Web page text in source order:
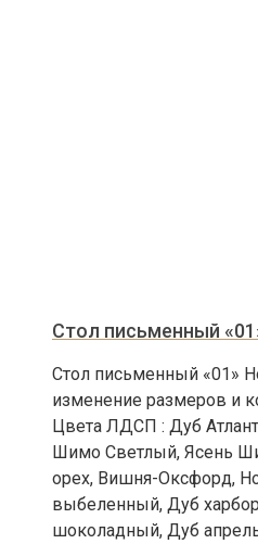
Стол письменный
Стол письменный «01»
изменение размеров и
Цвета ЛДСП : Дуб
Шимо Светлый, Ясень
орех, Вишня-Оксфорд,
выбеленный, Дуб
шоколадный, Дуб